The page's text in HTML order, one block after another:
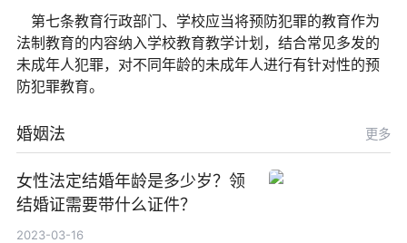
第七条教育行政部门、学校应当将预防犯罪的教育作为
法制教育的内容纳入学校教育教学计划，结合常见多发的
未成年人犯罪，对不同年龄的未成年人进行有针对性的预
防犯罪教育。
婚姻法 更多
女性法定结婚年龄是多少岁？领
结婚证需要带什么证件？
2023-03-16